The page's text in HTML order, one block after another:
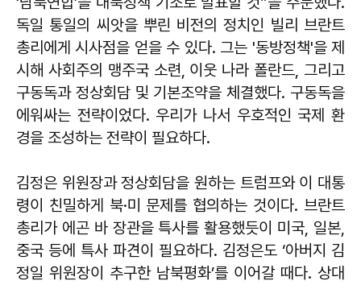
독일 통일의 씨앗을 뿌린 비전의 정치인 빌리 브란트
총리에게 시사점을 얻을 수 있다. 그는 '동방정책'을 제
시해 사회주의 맹주국 소련, 이웃 나라 폴란드, 그리고
구동독과 정상회담 및 기본조약을 체결했다. 구동독을
에워싸는 전략이었다. 우리가 나서 우호적인 국제 환
경을 조성하는 전략이 필요하다.
김정은 위원장과 정상회담을 원하는 트럼프와 이 대통
령이 친밀하게 북·미 문제를 협의하는 것이다. 브란트
총리가 에곤 바 장관을 특사를 활용했듯이 미국, 일본,
중국 등에 특사 파견이 필요하다. 김정은도 ‘아버지 김
정일 위원장이 추구한 남북평화’를 이어갈 때다. 상대